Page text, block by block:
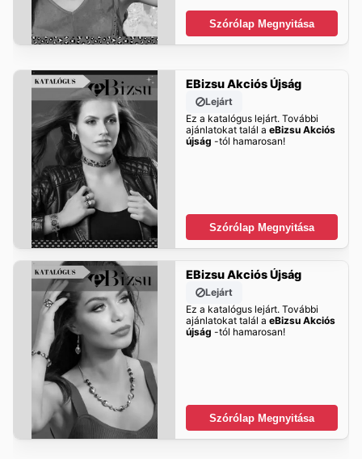
Szórólap Megnyitása
EBizsu Akciós Újság
Lejárt
Ez a katalógus lejárt. További
ajánlatokat talál a eBizsu Akciós
újság -tól hamarosan!
Szórólap Megnyitása
EBizsu Akciós Újság
Lejárt
Ez a katalógus lejárt. További
ajánlatokat talál a eBizsu Akciós
újság -tól hamarosan!
Szórólap Megnyitása